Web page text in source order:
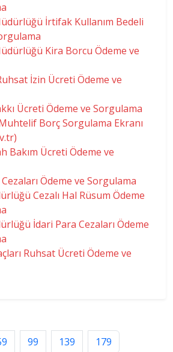
İrtifak Kullanım Bedeli
Kira Borcu Ödeme ve
İzin Ücreti Ödeme ve
Ücreti Ödeme ve Sorgulama
Borç Sorgulama Ekranı
Bakım Ücreti Ödeme ve
Ödeme ve Sorgulama
Cezalı Hal Rüsum Ödeme
İdari Para Cezaları Ödeme
Ruhsat Ücreti Ödeme ve
99 139 179